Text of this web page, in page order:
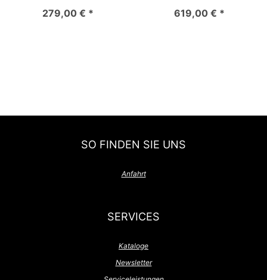
279,00 € * 619,00 € *
SO FINDEN SIE UNS
Anfahrt
SERVICES
Kataloge
Newsletter